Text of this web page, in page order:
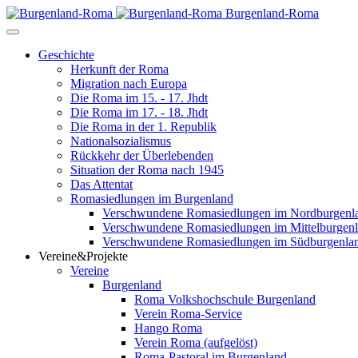
Burgenland-Roma
Geschichte
Herkunft der Roma
Migration nach Europa
Die Roma im 15. - 17. Jhdt
Die Roma im 17. - 18. Jhdt
Die Roma in der 1. Republik
Nationalsozialismus
Rückkehr der Überlebenden
Situation der Roma nach 1945
Das Attentat
Romasiedlungen im Burgenland
Verschwundene Romasiedlungen im
Verschwundene Romasiedlungen im
Verschwundene Romasiedlungen im
Vereine&Projekte
Vereine
Burgenland
Roma Volkshochschule Burgenland
Verein Roma-Service
Hango Roma
Verein Roma (aufgelöst)